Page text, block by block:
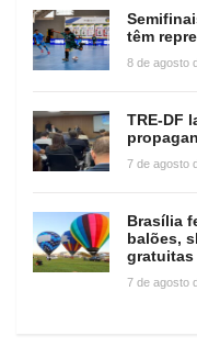
têm
8 de agosto
TRE-DF
7 de agosto
Brasília
balões,
gratuitas
7 de agosto